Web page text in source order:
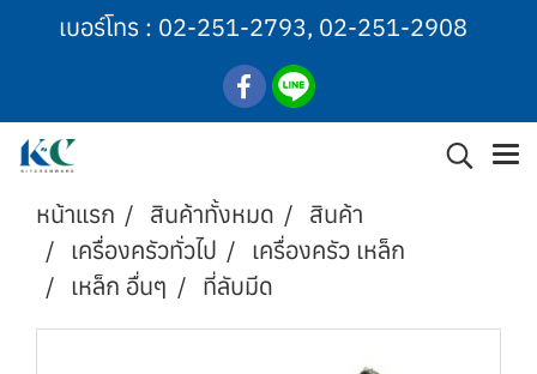
เบอร์โทร : 02-251-2793, 02-251-2908
หน้าแรก สินค้าทั้งหมด
สินค้า
เครื่องครัวทั่วไป
เครื่องครัว เหล็ก
เหล็ก อื่นๆ
ที่ลับมีด